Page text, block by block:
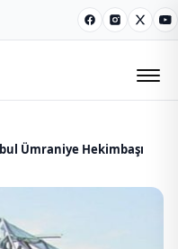
Facebook
Instagram
X
Ümraniye Hekimbaşı